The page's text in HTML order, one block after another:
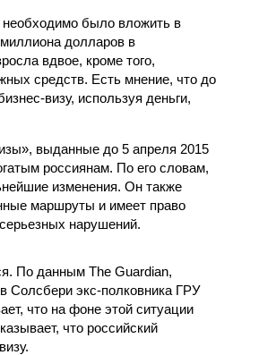
необходимо было вложить в
долларов в
вдвое, кроме того,
средств. Есть мнение, что до
визу, используя деньги,
выданные до 5 апреля 2015
россиянам. По его словам,
изменения. Он также
маршруты и имеет право
нарушений.
По данным The Guardian,
Солсбери экс-полковника ГРУ
что на фоне этой ситуации
что российский